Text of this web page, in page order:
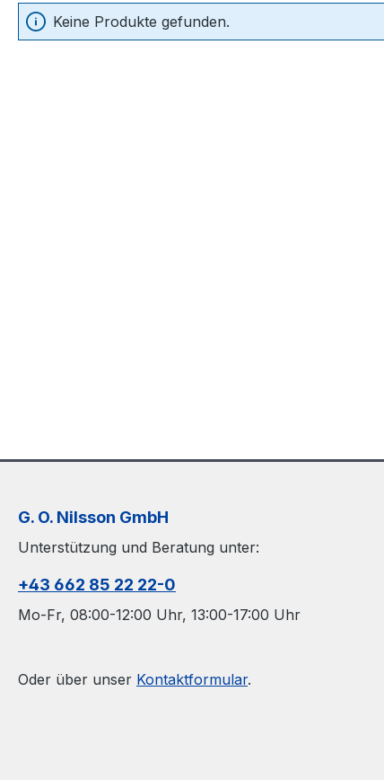
Keine Produkte gefunden.
G. O. Nilsson GmbH
Unterstützung und Beratung unter:
+43 662 85 22 22-0
Mo-Fr, 08:00-12:00 Uhr, 13:00-17:00 Uhr
Oder über unser Kontaktformular.